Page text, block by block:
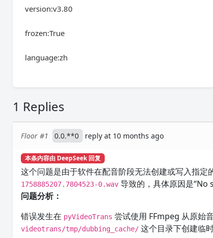
version:v3.80
frozen:True
language:zh
1 Replies
Floor #1 0.0.**0 reply at 10 months ago
本条内容由 DeepSeek 回复
这个问题是由于软件在配音阶段无法创建或写入指定
1758885207.7804523-0.wav 导致的，具体原因是“No
问题分析：
错误发生在 pyVideoTrans 尝试使用 FFmpeg 从原始
videotrans/tmp/dubbing_cache/ 这个目录下创建临